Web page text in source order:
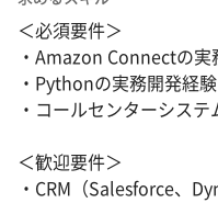
＜必須要件＞
・Amazon Connectの実
・Pythonの実務開発経験
・コールセンターシス
＜歓迎要件＞
・CRM（Salesforce、